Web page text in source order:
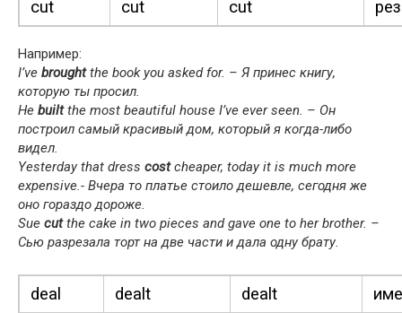
cut
cut cut
Например:
I’ve broughtthe book you asked for. – Я принес книгу,
которую ты просил.
He builtthe most beau­ti­ful house I’ve ever seen. – Он
построил самый красивый дом, который я когда-либо
видел.
Yes­ter­day that dress costcheap­er, today it is much more
expen­sive.- Вчера то платье стоило дешевле, сегодня же
оно гораздо дороже.
Sue cutthe cake in two pieces and gave one to her broth­er. –
Сью разрезала торт на две части и дала одну брату.
deal dealt dealt